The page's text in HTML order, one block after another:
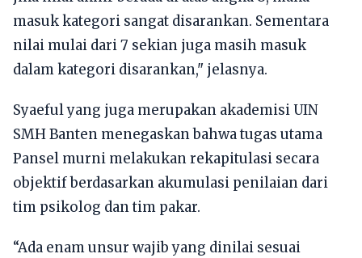
masuk kategori sangat disarankan. Sementara
nilai mulai dari 7 sekian juga masih masuk
dalam kategori disarankan," jelasnya.
Syaeful yang juga merupakan akademisi UIN
SMH Banten menegaskan bahwa tugas utama
Pansel murni melakukan rekapitulasi secara
objektif berdasarkan akumulasi penilaian dari
tim psikolog dan tim pakar.
“Ada enam unsur wajib yang dinilai sesuai